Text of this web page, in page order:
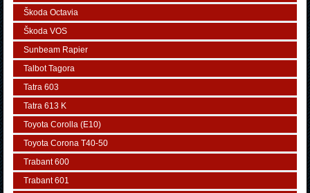
Škoda Octavia
Škoda VOS
Sunbeam Rapier
Talbot Tagora
Tatra 603
Tatra 613 K
Toyota Corolla (E10)
Toyota Corona T40-50
Trabant 600
Trabant 601